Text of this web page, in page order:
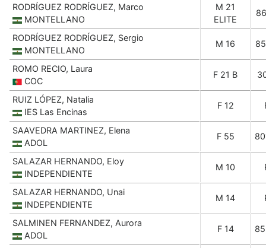
RODRÍGUEZ RODRÍGUEZ, Marco
MONTELLANO
M 21
ELITE
RODRÍGUEZ RODRÍGUEZ, Sergio
MONTELLANO
M 16
ROMO RECIO, Laura
COC
F 21 B
RUIZ LÓPEZ, Natalia
IES Las Encinas
F 12
SAAVEDRA MARTINEZ, Elena
ADOL
F 55
SALAZAR HERNANDO, Eloy
INDEPENDIENTE
M 10
SALAZAR HERNANDO, Unai
INDEPENDIENTE
M 14
SALMINEN FERNANDEZ, Aurora
ADOL
F 14